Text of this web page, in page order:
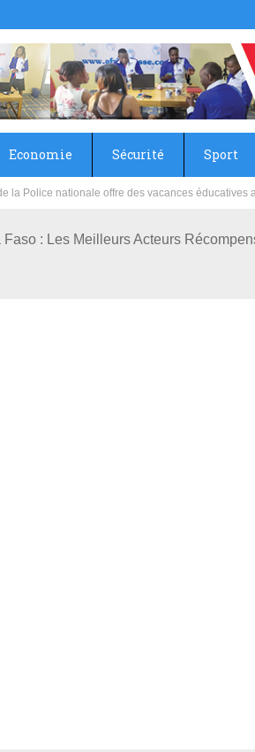
Economie Sécurité Sport
du Camp Général Aboubacar Sangoulé
: Les Meilleurs Acteurs